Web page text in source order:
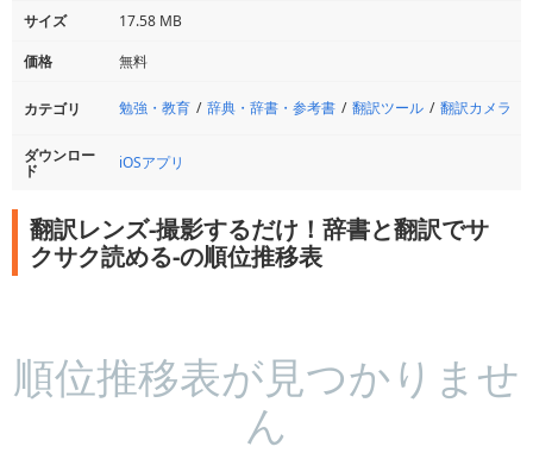
サイズ
17.58 MB
価格
無料
カテゴリ 勉強・教育 辞典・辞書・参考書 翻訳ツール 翻訳カメラ
ダウンロー
ド iOSアプリ
翻訳レンズ-撮影するだけ！辞書と翻訳でサ
クサク読める-の順位推移表
順位推移表が見つかりませ
ん